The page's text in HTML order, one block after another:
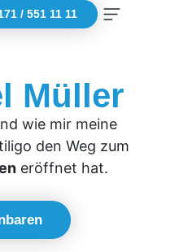
/ 551 11 11
Müller
wie mir meine
den Weg zum
eröffnet hat.